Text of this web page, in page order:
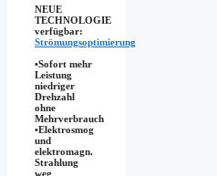
NEUE
TECHNOLOGIE
verfügbar:
Strömungsoptimierung
•Sofort mehr
Leistung
niedriger
Drehzahl
ohne
Mehrverbrauch
•Elektrosmog
und
elektromagn.
Strahlung
weg